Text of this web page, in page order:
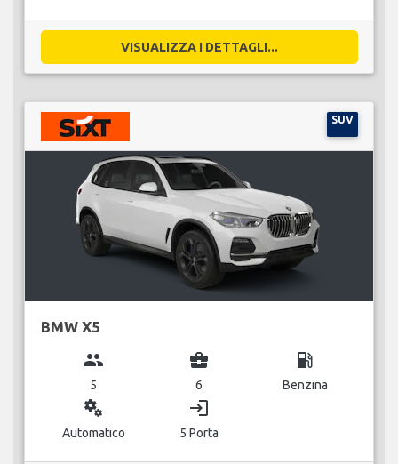
VISUALIZZA I DETTAGLI...
SUV
BMW X5
group
5
business_center
6
local_gas_station
Benzina
miscellaneous_services
Automatico
login
5 Porta